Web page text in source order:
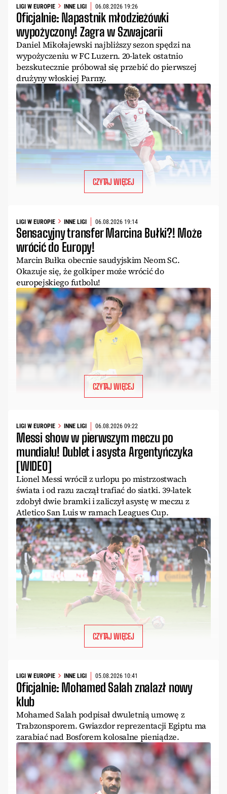
LIGI W EUROPIE INNE LIGI 06.08.2026 19:26
Oficjalnie: Napastnik młodzieżówki
wypożyczony! Zagra w Szwajcarii
Daniel Mikołajewski najbliższy sezon spędzi na
wypożyczeniu w FC Luzern. 20-latek ostatnio
bezskutecznie próbował się przebić do pierwszej
drużyny włoskiej Parmy.
CZYTAJ WIĘCEJ
LIGI W EUROPIE INNE LIGI 06.08.2026 19:14
Sensacyjny transfer Marcina Bułki?! Może
wrócić do Europy!
Marcin Bułka obecnie saudyjskim Neom SC.
Okazuje się, że golkiper może wrócić do
europejskiego futbolu!
CZYTAJ WIĘCEJ
LIGI W EUROPIE INNE LIGI 06.08.2026 09:22
Messi show w pierwszym meczu po
mundialu! Dublet i asysta Argentyńczyka
[WIDEO]
Lionel Messi wrócił z urlopu po mistrzostwach
świata i od razu zaczął trafiać do siatki. 39-latek
zdobył dwie bramki i zaliczył asystę w meczu z
Atletico San Luis w ramach Leagues Cup.
CZYTAJ WIĘCEJ
LIGI W EUROPIE INNE LIGI 05.08.2026 10:41
Oficjalnie: Mohamed Salah znalazł nowy
klub
Mohamed Salah podpisał dwuletnią umowę z
Trabzonsporem. Gwiazdor reprezentacji Egiptu ma
zarabiać nad Bosforem kolosalne pieniądze.